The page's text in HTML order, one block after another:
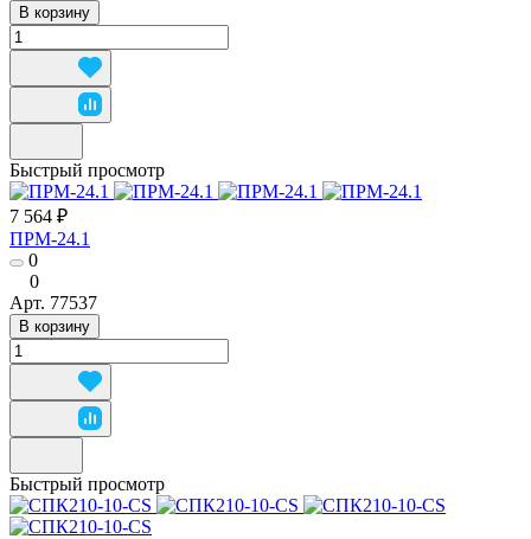
В корзину
Быстрый просмотр
7 564 ₽
ПРМ-24.1
0
0
Арт. 77537
В корзину
Быстрый просмотр